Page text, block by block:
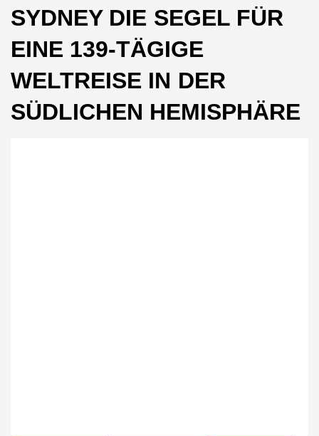
SYDNEY DIE SEGEL FÜR
EINE 139-TÄGIGE
WELTREISE IN DER
SÜDLICHEN HEMISPHÄRE